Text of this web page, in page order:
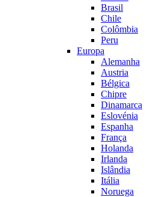
Brasil
Chile
Colômbia
Peru
Europa
Alemanha
Austria
Bélgica
Chipre
Dinamarca
Eslovénia
Espanha
França
Holanda
Irlanda
Islândia
Itália
Noruega